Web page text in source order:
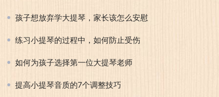
孩子想放弃学大提琴，家长该怎么安慰
练习小提琴的过程中，如何防止受伤
如何为孩子选择第一位大提琴老师
提高小提琴音质的7个调整技巧